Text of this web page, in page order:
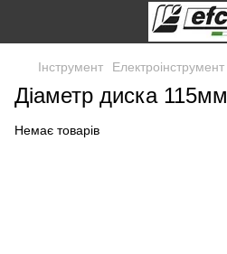
Інструмент Електроінструмент
Діаметр диска 115мм
Немає товарів